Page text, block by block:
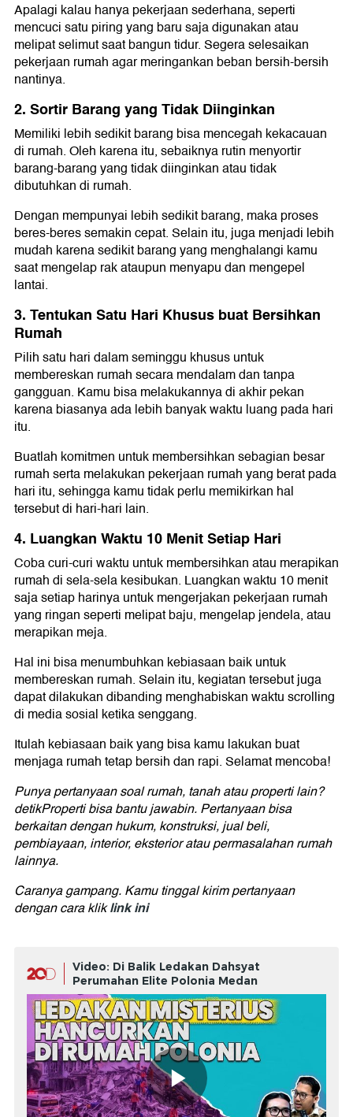
Apalagi kalau hanya pekerjaan sederhana, seperti
mencuci satu piring yang baru saja digunakan atau
melipat selimut saat bangun tidur. Segera selesaikan
pekerjaan rumah agar meringankan beban bersih-bersih
nantinya.
2. Sortir Barang yang Tidak Diinginkan
Memiliki lebih sedikit barang bisa mencegah kekacauan
di rumah. Oleh karena itu, sebaiknya rutin menyortir
barang-barang yang tidak diinginkan atau tidak
dibutuhkan di rumah.
Dengan mempunyai lebih sedikit barang, maka proses
beres-beres semakin cepat. Selain itu, juga menjadi lebih
mudah karena sedikit barang yang menghalangi kamu
saat mengelap rak ataupun menyapu dan mengepel
lantai.
3. Tentukan Satu Hari Khusus buat Bersihkan
Rumah
Pilih satu hari dalam seminggu khusus untuk
membereskan rumah secara mendalam dan tanpa
gangguan. Kamu bisa melakukannya di akhir pekan
karena biasanya ada lebih banyak waktu luang pada hari
itu.
Buatlah komitmen untuk membersihkan sebagian besar
rumah serta melakukan pekerjaan rumah yang berat pada
hari itu, sehingga kamu tidak perlu memikirkan hal
tersebut di hari-hari lain.
4. Luangkan Waktu 10 Menit Setiap Hari
Coba curi-curi waktu untuk membersihkan atau merapikan
rumah di sela-sela kesibukan. Luangkan waktu 10 menit
saja setiap harinya untuk mengerjakan pekerjaan rumah
yang ringan seperti melipat baju, mengelap jendela, atau
merapikan meja.
Hal ini bisa menumbuhkan kebiasaan baik untuk
membereskan rumah. Selain itu, kegiatan tersebut juga
dapat dilakukan dibanding menghabiskan waktu scrolling
di media sosial ketika senggang.
Itulah kebiasaan baik yang bisa kamu lakukan buat
menjaga rumah tetap bersih dan rapi. Selamat mencoba!
Punya pertanyaan soal rumah, tanah atau properti lain?
detikProperti bisa bantu jawabin. Pertanyaan bisa
berkaitan dengan hukum, konstruksi, jual beli,
pembiayaan, interior, eksterior atau permasalahan rumah
lainnya.
Caranya gampang. Kamu tinggal kirim pertanyaan
dengan cara kliklink ini
Video: Di Balik Ledakan Dahsyat
Perumahan Elite Polonia Medan